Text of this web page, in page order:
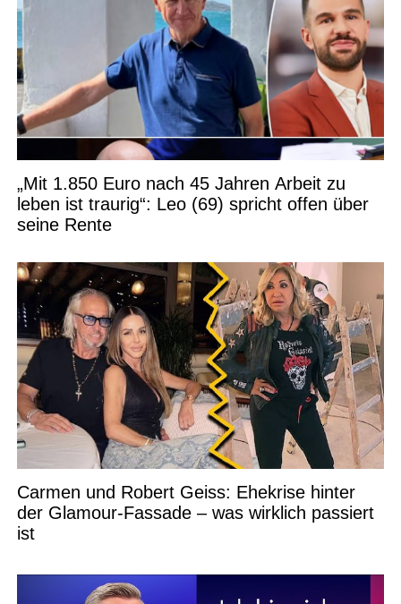
„Mit 1.850 Euro nach 45 Jahren Arbeit zu
leben ist traurig“: Leo (69) spricht offen über
seine Rente
Carmen und Robert Geiss: Ehekrise hinter
der Glamour-Fassade – was wirklich passiert
ist